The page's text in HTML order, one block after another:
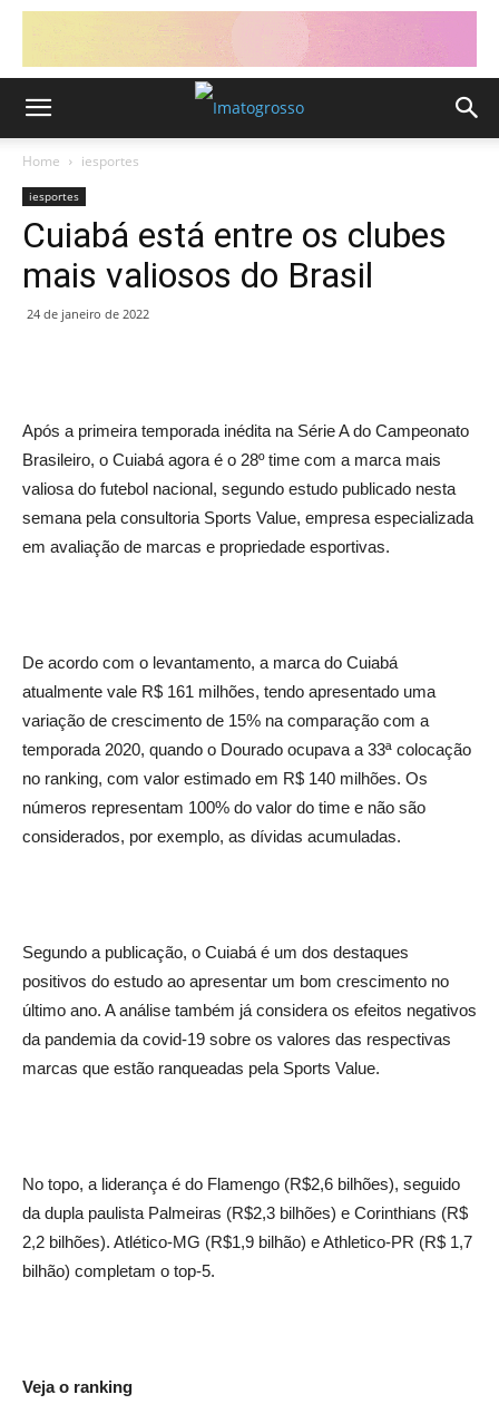
Home iesportes
iesportes
Cuiabá está entre os clubes
mais valiosos do Brasil
24 de janeiro de 2022
Após a primeira temporada inédita na Série A do Campeonato
Brasileiro, o Cuiabá agora é o 28º time com a marca mais
valiosa do futebol nacional, segundo estudo publicado nesta
semana pela consultoria Sports Value, empresa especializada
em avaliação de marcas e propriedade esportivas.
De acordo com o levantamento, a marca do Cuiabá
atualmente vale R$ 161 milhões, tendo apresentado uma
variação de crescimento de 15% na comparação com a
temporada 2020, quando o Dourado ocupava a 33ª colocação
no ranking, com valor estimado em R$ 140 milhões. Os
números representam 100% do valor do time e não são
considerados, por exemplo, as dívidas acumuladas.
Segundo a publicação, o Cuiabá é um dos destaques
positivos do estudo ao apresentar um bom crescimento no
último ano. A análise também já considera os efeitos negativos
da pandemia da covid-19 sobre os valores das respectivas
marcas que estão ranqueadas pela Sports Value.
No topo, a liderança é do Flamengo (R$2,6 bilhões), seguido
da dupla paulista Palmeiras (R$2,3 bilhões) e Corinthians (R$
2,2 bilhões). Atlético-MG (R$1,9 bilhão) e Athletico-PR (R$ 1,7
bilhão) completam o top-5.
Veja o ranking